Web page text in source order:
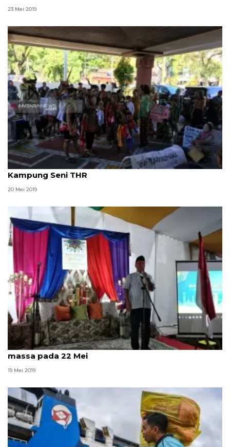
23 Mei 2019
Seniman Surabaya minta legislatif pertahankan
Kampung Seni THR
20 Mei 2019
Menristekdikti minta mahasiswa tidak ikut aksi
massa pada 22 Mei
19 Mei 2019